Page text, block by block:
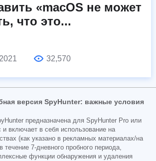
«macOS не может
что это...
32,570
версия SpyHunter: важные условия
предназначена для SpyHunter Pro или
включает в себя использование на
(как указано в рекламных материалах/на
течение 7-дневного пробного периода,
функции обнаружения и удаления